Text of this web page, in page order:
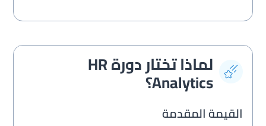
لماذا تختار دورة HR
Analytics؟
القيمة المقدمة